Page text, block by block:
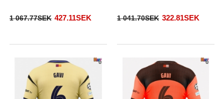
1 067.77SEK 427.11SEK 1 041.70SEK 322.81SEK